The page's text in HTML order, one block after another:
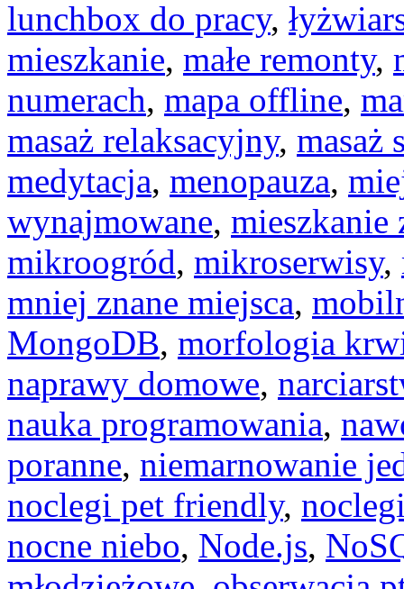
lunchbox do pracy,
mieszkanie, małe remonty,
numerach, mapa offline,
masaż relaksacyjny, masaż
medytacja, menopauza,
wynajmowane, mieszkanie
mikroogród, mikroserwisy,
mniej znane miejsca,
MongoDB, morfologia
naprawy domowe,
nauka programowania,
poranne, niemarnowanie
noclegi pet friendly,
nocne niebo, Node.js,